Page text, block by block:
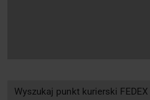
Wyszukaj punkt kurierski FEDEX